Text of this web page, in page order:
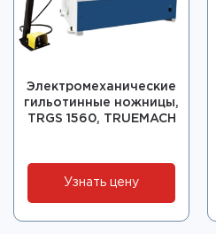
Электромеханические
гильотинные ножницы,
TRGS 1560, TRUEMACH
Узнать цену